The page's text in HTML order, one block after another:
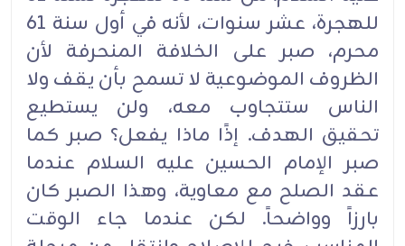
للهجرة، عشر سنوات، لأنه في أول سنة 61
محرم، صبر على الخلافة المنحرفة لأن
الظروف الموضوعية لا تسمح بأن يقف ولا
الناس ستتجاوب معه، ولن يستطيع
تحقيق الهدف. إذًا ماذا يفعل؟ صبر كما
صبر الإمام الحسين عليه السلام عندما
عقد الصلح مع معاوية، وهذا الصبر كان
بارزاً وواضحاً. لكن عندما جاء الوقت